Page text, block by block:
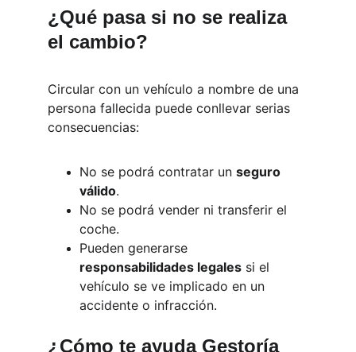
¿Qué pasa si no se realiza
el cambio?
Circular con un vehículo a nombre de una
persona fallecida puede conllevar serias
consecuencias:
No se podrá contratar un seguro
válido.
No se podrá vender ni transferir el
coche.
Pueden generarse
responsabilidades legales si el
vehículo se ve implicado en un
accidente o infracción.
¿Cómo te ayuda Gestoría